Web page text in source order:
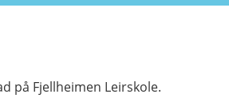
på Fjellheimen Leirskole.